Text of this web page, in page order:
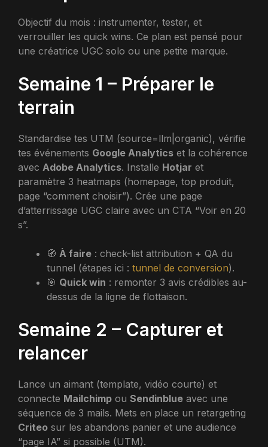
Objectif du mois : instrumenter, tester, et
verrouiller les quick wins. Ce plan est pensé pour
une créatrice UGC solo ou une petite marque.
Semaine 1 – Préparer le
terrain
Standardise tes UTM (source=llm|organic), vérifie
tes événements Google Analytics et la cohérence
avec Adobe Analytics. Installe Hotjar et
paramètre 3 heatmaps (homepage, top produit,
page “comment choisir”). Crée une page
d’atterrissage UGC claire avec un CTA “Voir en 20
s”.
🧭 À faire : check-list attribution + QA du
tunnel (étapes ici : tunnel de conversion).
🎯 Quick win : remonter 3 avis crédibles au-
dessus de la ligne de flottaison.
Semaine 2 – Capturer et
relancer
Lance un aimant (template, vidéo courte) et
connecte Mailchimp ou Sendinblue avec une
séquence de 3 mails. Mets en place un retargeting
Criteo sur les abandons panier et une audience
“page IA” si possible (UTM).